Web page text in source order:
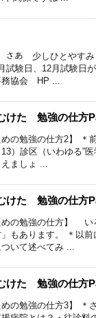
さあ 少しひとやす
験日、12月試験日
務協会 HP ...
けた 勉強の仕方
めの勉強の仕方2】
）診区（いわゆる”
ましょ ...
けた 勉強の仕方
めの勉強の仕方】
もあります。 ＊以前
いて述べてみ ...
けた 勉強の仕方
めの勉強の仕方3】